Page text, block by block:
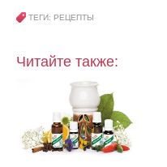
ТЕГИ: РЕЦЕПТЫ
Читайте также: